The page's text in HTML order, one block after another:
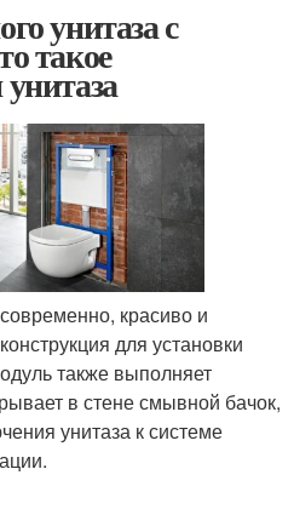
унитаза с
такое
красиво и
для установки
также выполняет
в стене смывной бачок,
унитаза к системе